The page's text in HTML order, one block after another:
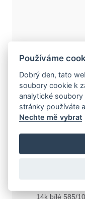
J-37703-23
přírodní
Používáme
Dobrý den, tato
soubory cookie k
analytické
stránky používáte
Nechte mě vybrat